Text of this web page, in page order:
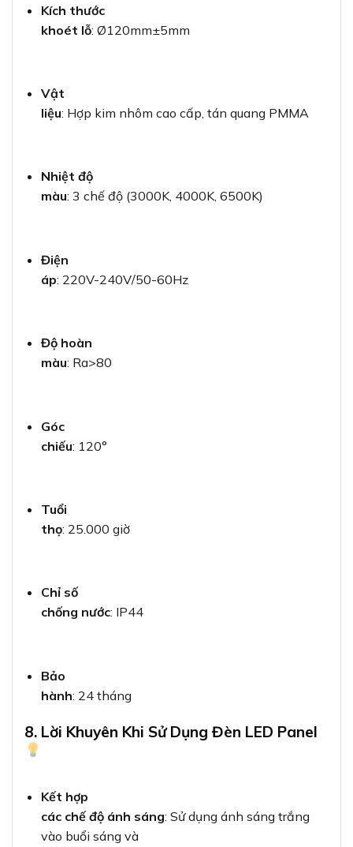
Kích thước
khoét lỗ: Ø120mm±5mm
Vật
liệu: Hợp kim nhôm cao cấp, tán quang PMMA
Nhiệt độ
màu: 3 chế độ (3000K, 4000K, 6500K)
Điện
áp: 220V-240V/50-60Hz
Độ hoàn
màu: Ra>80
Góc
chiếu: 120°
Tuổi
thọ: 25.000 giờ
Chỉ số
chống nước: IP44
Bảo
hành: 24 tháng
8. Lời Khuyên Khi Sử Dụng Đèn LED Panel
Kết hợp
các chế độ ánh sáng: Sử dụng ánh sáng trắng
vào buổi sáng và